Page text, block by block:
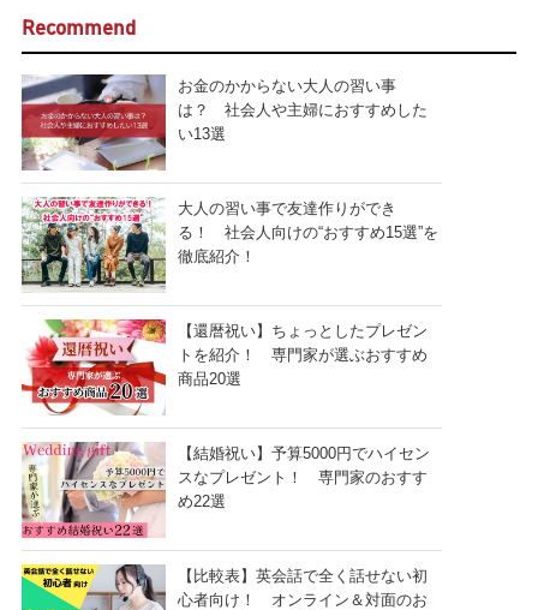
Recommend
お金のかからない大人の習い事
は？ 社会人や主婦におすすめした
い13選
大人の習い事で友達作りができ
る！ 社会人向けの“おすすめ15選”を
徹底紹介！
【還暦祝い】ちょっとしたプレゼン
トを紹介！ 専門家が選ぶおすすめ
商品20選
【結婚祝い】予算5000円でハイセン
スなプレゼント！ 専門家のおすす
め22選
【比較表】英会話で全く話せない初
心者向け！ オンライン＆対面のお